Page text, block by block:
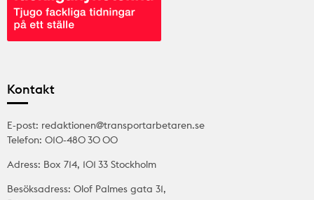
Kontakt
E-post: redaktionen@transportarbetaren.se
Telefon: 010-480 30 00
Adress: Box 714, 101 33 Stockholm
Besöksadress: Olof Palmes gata 31,